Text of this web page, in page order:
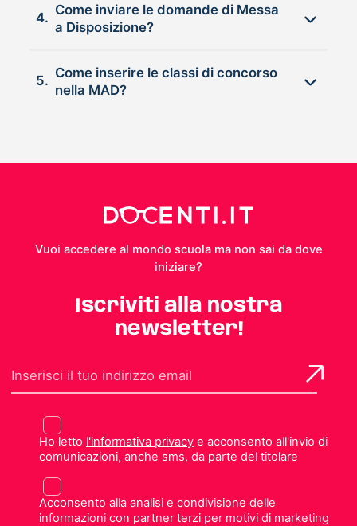
4.
Come inviare le domande di Messa
a Disposizione?
5.
Come inserire le classi di concorso
nella MAD?
Vuoi accedere al mondo scuola ma non sai da dove
iniziare?
Iscriviti alla nostra
newsletter!
Ho letto l'informativa privacye acconsento all'invio di
comunicazioni, anche sms, da parte del titolare
Acconsento alla analisi e condivisione delle
informazioni con partner terzi per motivi di marketing